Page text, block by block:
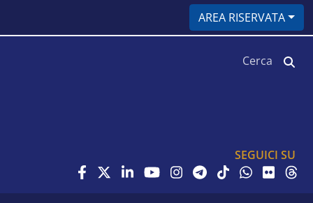
AREA RISERVATA
SEGUICI SU